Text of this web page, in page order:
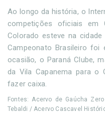
Ao longo da história, o
competições oficiais em
Colorado esteve na
Campeonato Brasileiro foi
ocasião, o Paraná Clube,
da Vila Capanema para o
fazer caixa.
Fontes: Acervo de Gaúcha
Tebaldi / Acervo Cascavel